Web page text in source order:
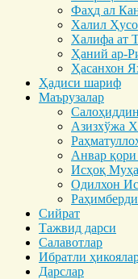
Фаҳд ал
Халил
Халифа ат
Ҳаний ар-
Ҳасанхон
Ҳадиси шариф
Маърузалар
Азизхўжа
Анвар
Исҳоқ
Одилхон
Сийрат
Тажвид дарси
Салавотлар
Ибратли
Дарслар